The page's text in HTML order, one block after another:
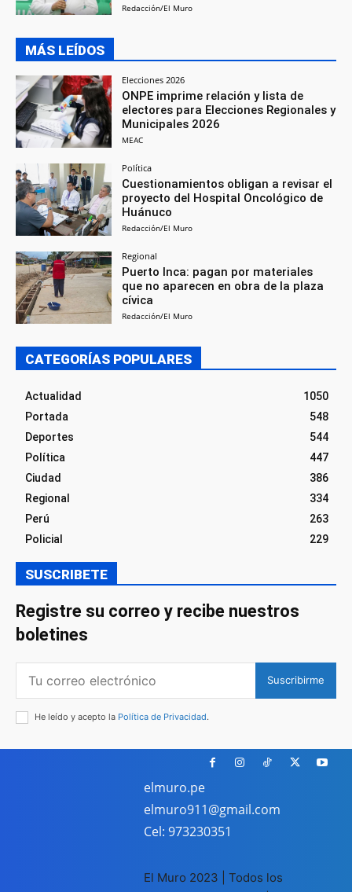
Redacción/El Muro
MÁS LEÍDOS
Elecciones 2026
ONPE imprime relación y lista de
electores para Elecciones Regionales y
Municipales 2026
MEAC
Política
Cuestionamientos obligan a revisar el
proyecto del Hospital Oncológico de
Huánuco
Redacción/El Muro
Regional
Puerto Inca: pagan por materiales
que no aparecen en obra de la plaza
cívica
Redacción/El Muro
CATEGORÍAS POPULARES
Actualidad
1050
Portada
548
Deportes
544
Política
447
Ciudad
386
Regional
334
Perú
263
Policial
229
SUSCRIBETE
Registre su correo y recibe nuestros
boletines
Suscribirme
He leído y acepto la Política de Privacidad.
elmuro.pe
elmuro911@gmail.com
Cel: 973230351
El Muro 2023 | Todos los